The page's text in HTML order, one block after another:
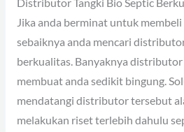
Jika anda berminat untuk membeli
sebaiknya anda mencari
berkualitas. Banyaknya distributor
membuat anda sedikit bingung.
mendatangi distributor tersebut
melakukan riset terlebih dahulu